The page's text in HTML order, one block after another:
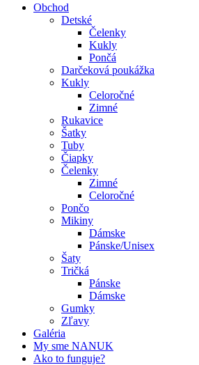
Obchod
Detské
Čelenky
Kukly
Pončá
Darčeková poukážka
Kukly
Celoročné
Zimné
Rukavice
Šatky
Tuby
Čiapky
Čelenky
Zimné
Celoročné
Pončo
Mikiny
Dámske
Pánske/Unisex
Šaty
Tričká
Pánske
Dámske
Gumky
Zľavy
Galéria
My sme NANUK
Ako to funguje?